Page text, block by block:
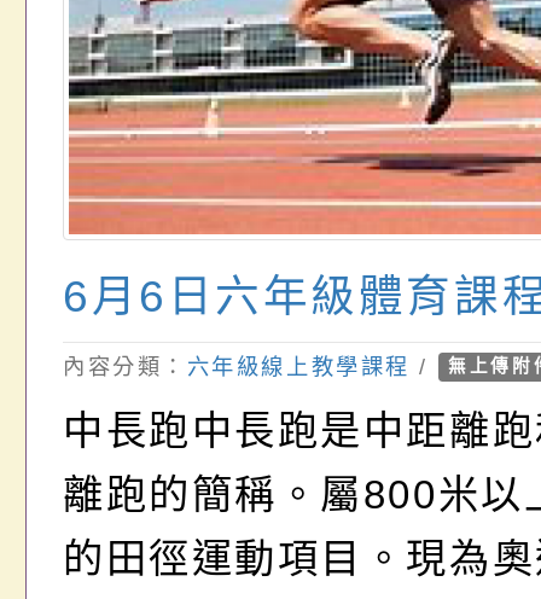
6月6日六年級體育課
內容分類： 六年級線上教學課程 / 無上傳附
中長跑中長跑是中距離
離跑的簡稱。屬800米以
的田徑運動項目。現為